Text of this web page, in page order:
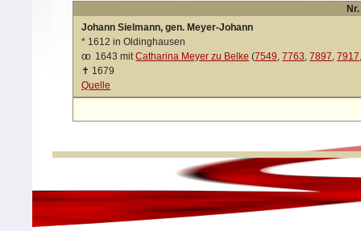
Johann Sielmann, gen. Meyer-Johann
* 1612 in Oldinghausen
oo
1643 mitCatharina Meyer zu Belke (7549,7763,7897,7917
✝ 1679
Quelle